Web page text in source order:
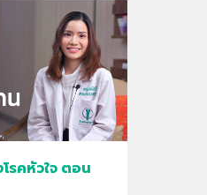
รคหัวใจ ตอน